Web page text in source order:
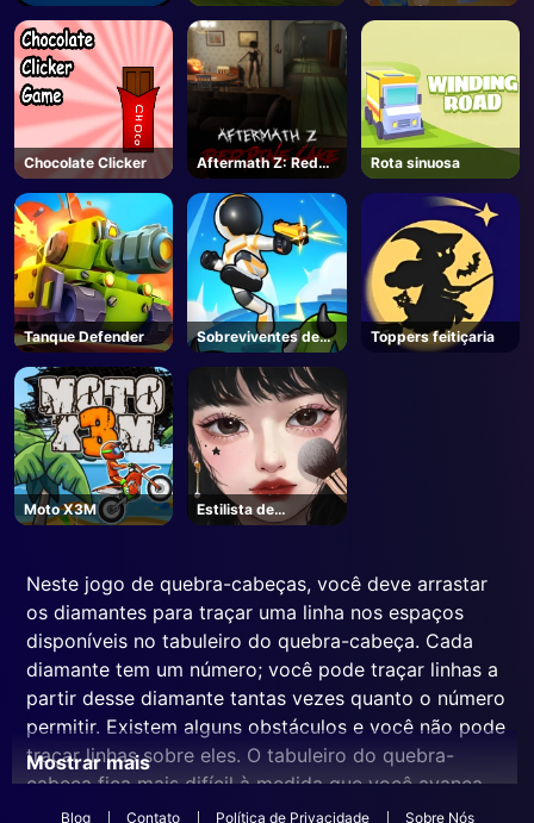
emergência
Chocolate Clicker
Aftermath Z: Red
Pine Lake - Steam
Rota sinuosa
Tanque Defender
Sobreviventes de
Marte
Toppers feitiçaria
Moto X3M
Estilista de
maquiagem
Neste jogo de quebra-cabeças, você deve arrastar
os diamantes para traçar uma linha nos espaços
disponíveis no tabuleiro do quebra-cabeça. Cada
diamante tem um número; você pode traçar linhas a
partir desse diamante tantas vezes quanto o número
permitir. Existem alguns obstáculos e você não pode
traçar linhas sobre eles. O tabuleiro do quebra-
cabeça fica mais difícil à medida que você avança
pelos níveis. Se você traçar as linhas de forma
Mostrar mais
Blog Contato Política de Privacidade Sobre Nós